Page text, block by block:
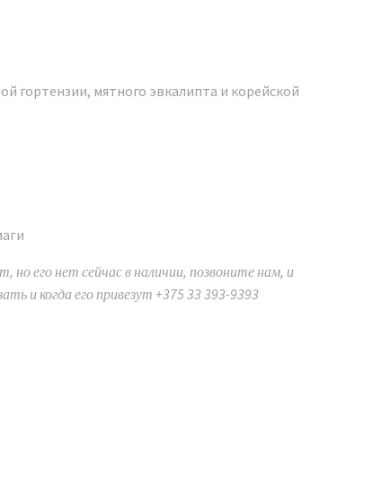
гортензии, мятного эвкалипта и корейской
но его нет сейчас в наличии, позвоните нам, и
и когда его привезут +375 33 393-9393